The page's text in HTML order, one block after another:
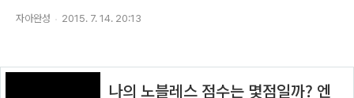
자아완성 2015. 7. 14. 20:13